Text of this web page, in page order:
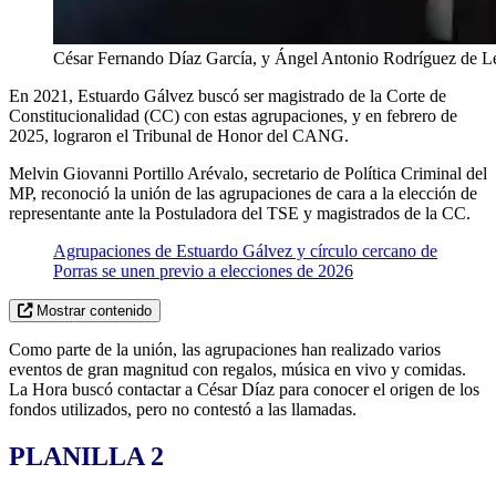
César Fernando Díaz García, y Ángel Antonio Rodríguez de
En 2021, Estuardo Gálvez buscó ser magistrado de la Corte de
Constitucionalidad (CC) con estas agrupaciones, y en febrero de
2025, lograron el Tribunal de Honor del CANG.
Melvin Giovanni Portillo Arévalo, secretario de Política Criminal del
MP, reconoció la unión de las agrupaciones de cara a la elección de
representante ante la Postuladora del TSE y magistrados de la CC.
Agrupaciones de Estuardo Gálvez y círculo cercano de
Porras se unen previo a elecciones de 2026
Mostrar contenido
Como parte de la unión, las agrupaciones han realizado varios
eventos de gran magnitud con regalos, música en vivo y comidas.
La Hora buscó contactar a César Díaz para conocer el origen de los
fondos utilizados, pero no contestó a las llamadas.
PLANILLA 2